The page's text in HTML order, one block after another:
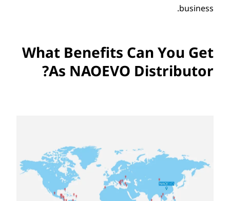
What Benefits
As NAOEVO